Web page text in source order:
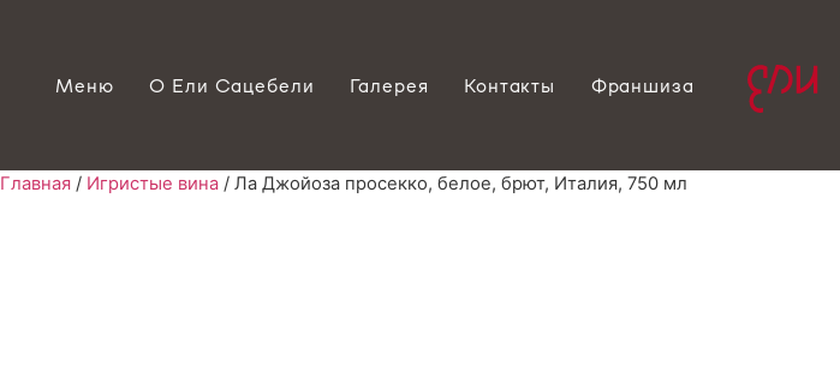
Меню О Ели Сацебели Галерея Контакты Франшиза
Главная / Игристые вина / Ла Джойоза просекко, белое, брют, Италия, 750 мл